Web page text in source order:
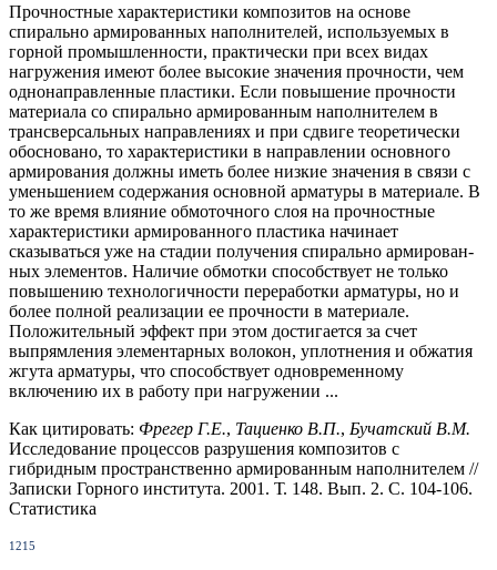
Прочностные характеристики композитов на основе
спирально армированных наполни­телей, используемых в
горной промышленности, практически при всех видах
нагружения име­ют более высокие значения прочности, чем
однонаправленные пластики. Если повышение прочности
материала со спирально армированным наполнителем в
трансверсальных направле­ниях и при сдвиге теоретически
обосновано, то характеристики в направлении основного
арми­рования должны иметь более низкие значения в связи с
уменьшением содержания основной арматуры в материале. В
то же время влияние обмоточного слоя на прочностные
характеристики армированного пластика начинает
сказываться уже на стадии получения спирально армирован­
ных элементов. Наличие обмотки способствует не только
повышению технологичности перера­ботки арматуры, но и
более полной реализации ее прочности в материале.
Положительный эф­фект при этом достигается за счет
выпрямления элементарных волокон, уплотнения и обжатия
жгута арматуры, что способствует одновременному
включению их в работу при нагружении ...
Как цитировать: Фрегер Г.Е., Тациенко В.П., Бучатский В.М.
Исследование процессов разрушения композитов с
гибридным пространственно армированным наполнителем //
Записки Горного института. 2001. Т. 148. Вып. 2. С. 104-106.
Статистика
1215